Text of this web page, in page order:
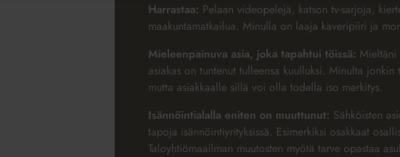
Harrastaa: Pelaan videopelejä, katson tv-sarjoja,
maakuntamatkailua. Minulla on laaja kaveripiiri ja
Mieleenpainuva asia, joka tapahtui töissä: Mieltäni
asiakas on tuntenut tulleensa kuulluksi. Minulta
mutta asiakkaalle sillä voi olla todella iso merkitys.
Isännöintialalla eniten on muuttunut: Sähköisten
tapoja isännöintiyrityksissä. Esimerkiksi osakkaat
Taloyhtiömaailman muutosten myötä tarve opastaa